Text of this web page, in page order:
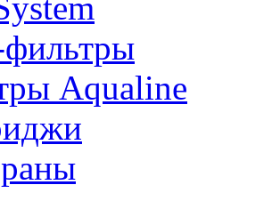
Aqualine